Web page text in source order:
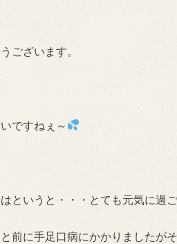
ございます。
ですねぇ～
というと・・・とても元気に過ご
前に手足口病にかかりましたが